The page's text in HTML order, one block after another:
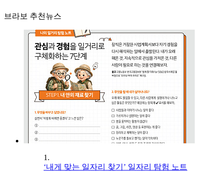
브라보 추천뉴스
1.
‘내게 맞는 일자리 찾기’ 일자리 탐험 노트